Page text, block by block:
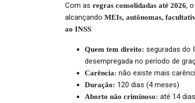
Com as regras consolidadas até 2026,
alcançando MEIs, autônomas,
ao INSS
Quem tem direito: seguradas do
desempregada no período de
Carência: não existe mais
Duração: 120 dias (4 meses)
Aborto não criminoso: até 14 dias